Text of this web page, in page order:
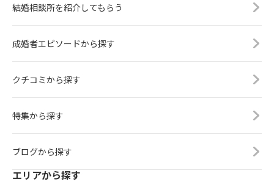
結婚相談所を紹介してもらう
成婚者エピソードから探す
クチコミから探す
特集から探す
ブログから探す
エリアから探す